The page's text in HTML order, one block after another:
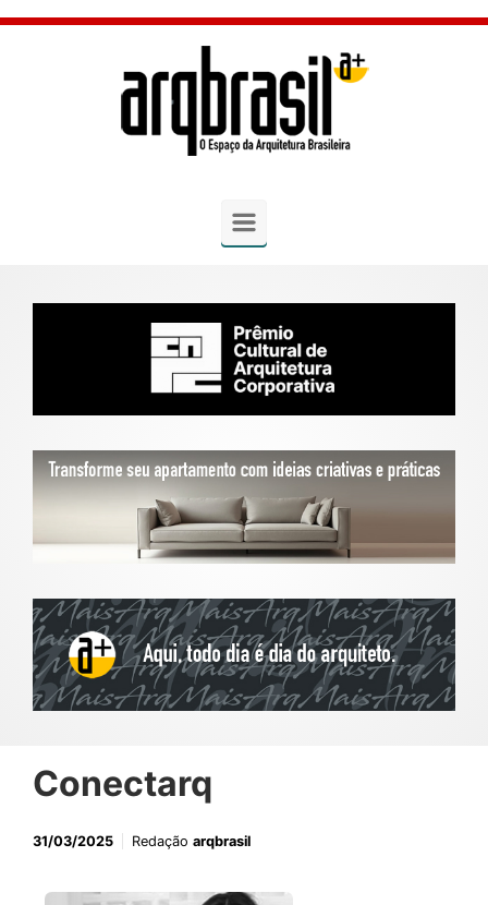
Skip to main content
Conectarq
31/03/2025 Redação arqbrasil